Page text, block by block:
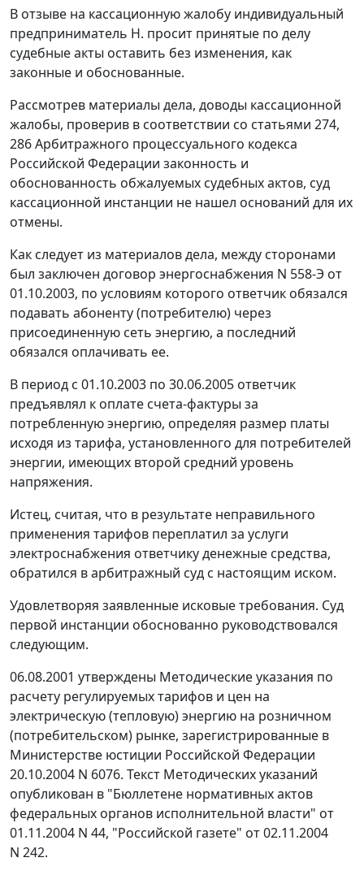
В отзыве на кассационную жалобу индивидуальный
предприниматель Н. просит принятые по делу
судебные акты оставить без изменения, как
законные и обоснованные.
Рассмотрев материалы дела, доводы кассационной
жалобы, проверив в соответствии со статьями 274,
286Арбитражного процессуального кодекса
Российской Федерации законность и
обоснованность обжалуемых судебных актов, суд
кассационной инстанции не нашел оснований для их
отмены.
Как следует из материалов дела, между сторонами
был заключен договор энергоснабжения N 558-Э от
01.10.2003, по условиям которого ответчик обязался
подавать абоненту (потребителю) через
присоединенную сеть энергию, а последний
обязался оплачивать ее.
В период с 01.10.2003 по 30.06.2005 ответчик
предъявлял к оплате счета-фактуры за
потребленную энергию, определяя размер платы
исходя из тарифа, установленного для потребителей
энергии, имеющих второй средний уровень
напряжения.
Истец, считая, что в результате неправильного
применения тарифов переплатил за услуги
электроснабжения ответчику денежные средства,
обратился в арбитражный суд с настоящим иском.
Удовлетворяя заявленные исковые требования. Суд
первой инстанции обоснованно руководствовался
следующим.
06.08.2001 утверждены Методические указания по
расчету регулируемых тарифов и цен на
электрическую (тепловую) энергию на розничном
(потребительском) рынке, зарегистрированные в
Министерстве юстиции Российской Федерации
20.10.2004 N 6076. Текст Методических указаний
опубликован в "Бюллетене нормативных актов
федеральных органов исполнительной власти" от
01.11.2004 N 44, "Российской газете" от 02.11.2004
N 242.